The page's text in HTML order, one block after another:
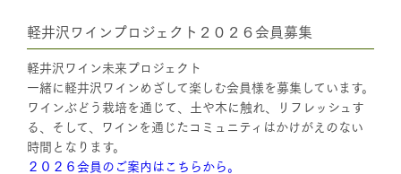
軽井沢ワインプロジェクト２０２６会員募集
軽井沢ワイン未来プロジェクト
一緒に軽井沢ワインめざして楽しむ会員様を募集しています。
ワインぶどう栽培を通じて、土や木に触れ、リフレッシュす
る、そして、ワインを通じたコミュニティはかけがえのない
時間となります。
２０２６会員のご案内はこちらから。